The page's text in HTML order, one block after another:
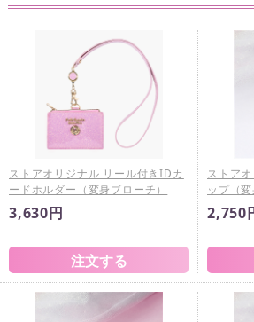
ストアオリジナル リール付きIDカ
ードホルダー（変身ブローチ）
3,630円
ストア
ップ（変
2,750